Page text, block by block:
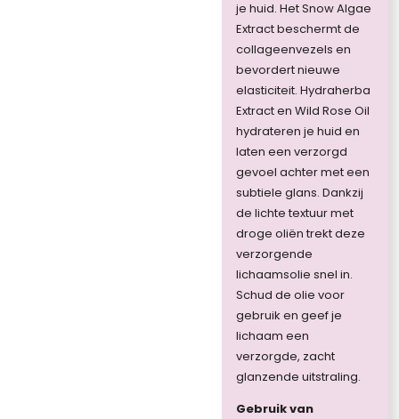
je huid. Het Snow Algae
Extract beschermt de
collageenvezels en
bevordert nieuwe
elasticiteit. Hydraherba
Extract en Wild Rose Oil
hydrateren je huid en
laten een verzorgd
gevoel achter met een
subtiele glans. Dankzij
de lichte textuur met
droge oliën trekt deze
verzorgende
lichaamsolie snel in.
Schud de olie voor
gebruik en geef je
lichaam een
verzorgde, zacht
glanzende uitstraling.
Gebruik van